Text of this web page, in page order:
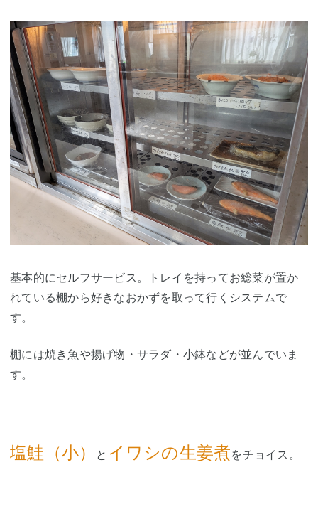
基本的にセルフサービス。トレイを持ってお総菜が置か
れている棚から好きなおかずを取って行くシステムで
す。
棚には焼き魚や揚げ物・サラダ・小鉢などが並んでいま
す。
塩鮭（小） と イワシの生姜煮をチョイス。